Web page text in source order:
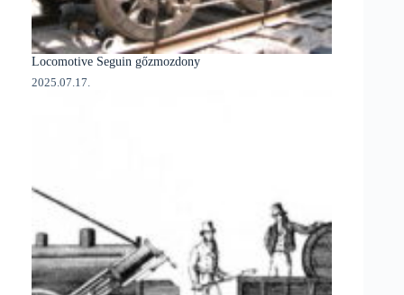
Locomotive Seguin gőzmozdony
2025.07.17.